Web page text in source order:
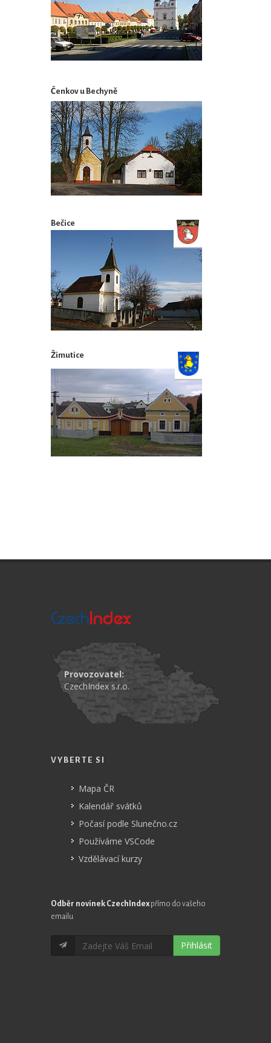
Čenkov u Bechyně
Bečice
Žimutice
Provozovatel:
CzechIndex s.r.o.
VYBERTE SI
Mapa ČR
Kalendář svátků
Počasí podle Slunečno.cz
Používáme VSCode
Vzdělávací kurzy
Odběr novinek CzechIndex přímo do vašeho
emailu
Přihlásit